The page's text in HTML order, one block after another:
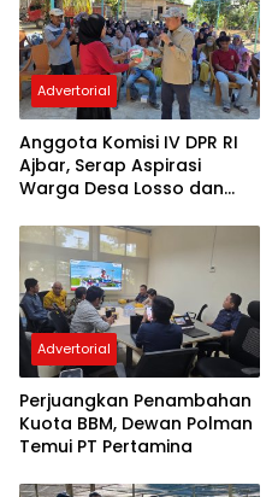
Advertorial
Anggota Komisi IV DPR RI
Ajbar, Serap Aspirasi
Warga Desa Losso dan
Advertorial
Perjuangkan Penambahan
Kuota BBM, Dewan Polman
Temui PT Pertamina